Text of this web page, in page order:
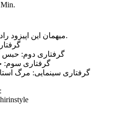
میهمان این اپیزود رادیو، محسن کیانی است.
گرفتاری دوم: حبس
گرفتاری سینمایی: مرگ
لینک حمایت شما از ما: